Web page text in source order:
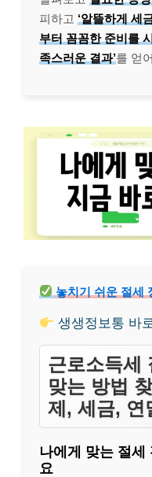
피하고 ‘알뜰하게 세
부터 꼼꼼한 준비를
족스러운 결과’를 얻
놓치기 쉬운 절세
생생정보통 바
근로소득세
맞는 방법
제, 세금, 연
나에게 맞는 절세
요